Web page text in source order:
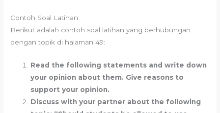
Contoh Soal Latihan
Berikut adalah contoh soal latihan yang berhubungan
dengan topik di halaman 49:
Read the following statements and write down
your opinion about them. Give reasons to
support your opinion.
Discuss with your partner about the following